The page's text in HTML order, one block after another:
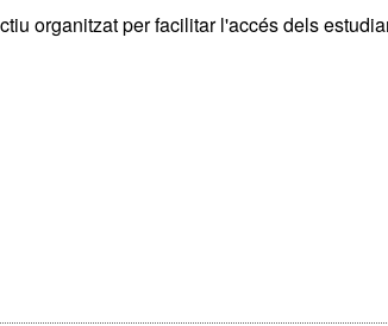
organitzat per facilitar l'accés dels